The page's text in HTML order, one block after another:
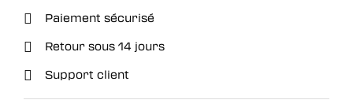
Paiement sécurisé
Retour sous 14 jours
Support client